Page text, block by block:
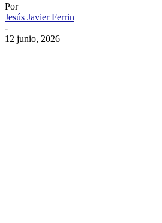
Por
Jesús Javier Ferrin
-
12 junio, 2026